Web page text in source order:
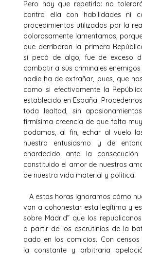
Pero hay que repetirlo: no
contra ella con habilidades ni
procedimientos utilizados por la
dolorosamente lamentamos,
que derribaron la primera
si pecó de algo, fue de exceso
combatir a sus criminales
nadie ha de extrañar, pues, que
como si efectivamente la
establecido en España.
toda lealtad, sin
firmísima creencia de que falta
podamos, al fin, echar al vuelo
nuestro entusiasmo y de
enardecido ante la
constituido el amor de nuestros
de nuestra vida material y política.
A estas horas ignoramos cómo
van a cohonestar esta legítima y
sobre Madrid” que los
a partir de los escrutinios de la
dado en los comicios. Con
la constante y arbitraria